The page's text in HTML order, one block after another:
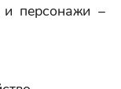
персонажи –